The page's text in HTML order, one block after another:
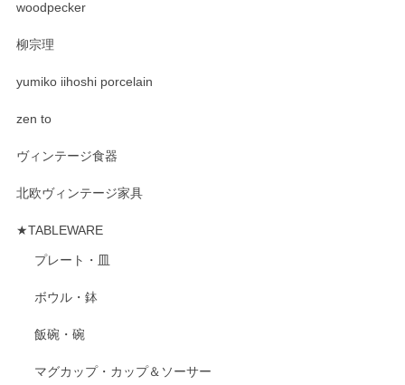
woodpecker
柳宗理
yumiko iihoshi porcelain
zen to
ヴィンテージ食器
北欧ヴィンテージ家具
★TABLEWARE
プレート・皿
ボウル・鉢
飯碗・碗
マグカップ・カップ＆ソーサー